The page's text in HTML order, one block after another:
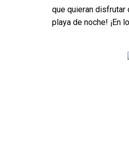
que quieran disfrutar
playa de noche! ¡En